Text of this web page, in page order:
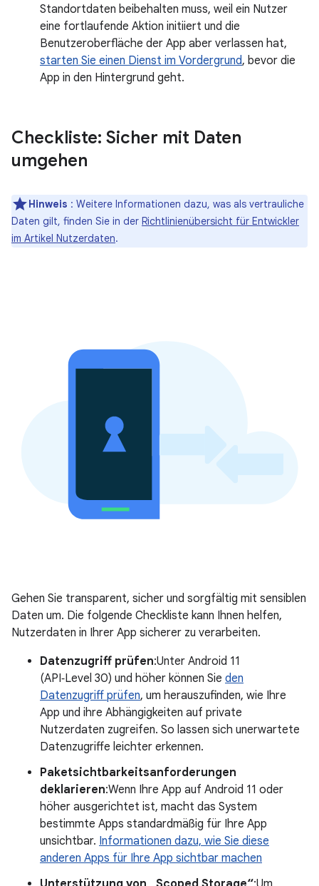
Standortdaten beibehalten muss, weil ein Nutzer
eine fortlaufende Aktion initiiert und die
Benutzeroberfläche der App aber verlassen hat,
starten Sie einen Dienst im Vordergrund, bevor die
App in den Hintergrund geht.
Checkliste: Sicher mit Daten
umgehen
Hinweis : Weitere Informationen dazu, was als vertrauliche
Daten gilt, finden Sie in der Richtlinienübersicht für Entwickler
im Artikel Nutzerdaten.
Gehen Sie transparent, sicher und sorgfältig mit sensiblen
Daten um. Die folgende Checkliste kann Ihnen helfen,
Nutzerdaten in Ihrer App sicherer zu verarbeiten.
Datenzugriff prüfen:Unter Android 11
(API‑Level 30) und höher können Sie den
Datenzugriff prüfen, um herauszufinden, wie Ihre
App und ihre Abhängigkeiten auf private
Nutzerdaten zugreifen. So lassen sich unerwartete
Datenzugriffe leichter erkennen.
Paketsichtbarkeitsanforderungen
deklarieren:Wenn Ihre App auf Android 11 oder
höher ausgerichtet ist, macht das System
bestimmte Apps standardmäßig für Ihre App
unsichtbar. Informationen dazu, wie Sie diese
anderen Apps für Ihre App sichtbar machen